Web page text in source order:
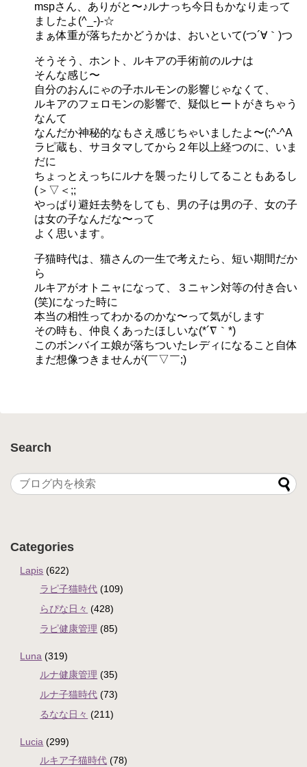
mspさん、ありがと〜♪ルナっち今日もかなり走って
ましたよ(^_-)-☆
まぁ体重が落ちたかどうかは、おいといて(つ´∀｀)つ
そうそう、ホント、ルキアの手術前のルナは
そんな感じ〜
自分のおんにゃの子ホルモンの影響じゃなくて、
ルキアのフェロモンの影響で、疑似ヒートがきちゃう
なんて
なんだか神秘的なもさえ感じちゃいましたよ〜(;^-^A
ラピ蔵も、サヨタマしてから２年以上経つのに、いま
だに
ちょっとえっちにルナを襲ったりしてることもあるし
(＞▽＜;;
やっぱり避妊去勢をしても、男の子は男の子、女の子
は女の子なんだな〜って
よく思います。
子猫時代は、猫さんの一生で考えたら、短い期間だか
ら
ルキアがオトニャになって、３ニャン対等の付き合い
(笑)になった時に
本当の相性ってわかるのかな〜って気がします
その時も、仲良くあったほしいな(*´∇｀*)
このボンバイエ娘が落ちついたレディになること自体
まだ想像つきませんが(￣▽￣;)
Search
Categories
Lapis (622)
ラピ子猫時代 (109)
らぴな日々 (428)
ラピ健康管理 (85)
Luna (319)
ルナ健康管理 (35)
ルナ子猫時代 (73)
るなな日々 (211)
Lucia (299)
ルキア子猫時代 (78)